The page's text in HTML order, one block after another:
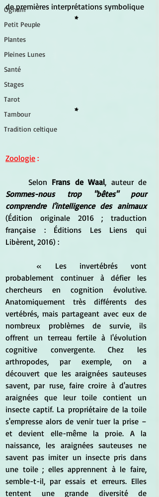
Ogham
Petit Peuple
Plantes
Pleines Lunes
Santé
Stages
Tarot
Tambour
Tradition celtique
de premières interprétations symbolique
*
*
Zoologie :
	Selon
Frans de Waal
Sommes-nous trop "bêtes" pour
comprendre l'intelligence des animaux
(Édition originale 2016 ; traduction
française : Éditions Les Liens qui
Libèrent, 2016) :
probablement continuer à défier les
chercheurs en cognition évolutive.
Anatomiquement très différents des
vertébrés, mais partageant avec eux de
nombreux problèmes de survie, ils
offrent un terreau fertile à l'évolution
cognitive convergente. Chez les
arthropodes, par exemple, on a
découvert que les araignées sauteuses
savent, par ruse, faire croire à d'autres
araignées que leur toile contient un
insecte captif. La propriétaire de la toile
s'empresse alors de venir tuer la prise –
et devient elle-même la proie. A la
naissance, les araignées sauteuses ne
savent pas imiter un insecte pris dans
une toile ; elles apprennent à le faire,
semble-t-il, par essais et erreurs. Elles
tentent une grande diversité de